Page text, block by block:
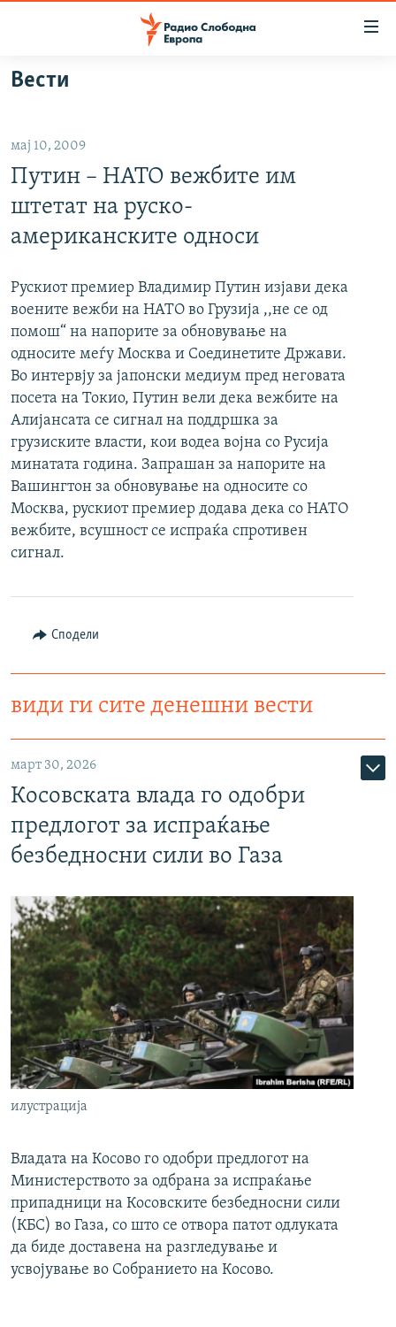
Оди
на
главната
навигација
на
ВИЗУЕЛНО
ВЕСТИ
ШТО ТРЕБА ДА ЗНАЕТЕ
ПРИЈАВИ СЕ ЗА ЊУЗЛЕТЕР
ПОДКАСТ ЗОШТО?
СЛЕДЕТЕ НЕ
РСЕ веб страници
Вести
мај 10, 2009
Путин – НАТО вежбите им
штетат на руско-
американските односи
Рускиот премиер Владимир Путин изјави дека
воените вежби на НАТО во Грузија ,,не се од
помош“ на напорите за обновување на
односите меѓу Москва и Соединетите Држави.
Во интервју за јапонски медиум пред неговата
посета на Токио, Путин вели дека вежбите на
Алијансата се сигнал на поддршка за
грузиските власти, кои водеа војна со Русија
минатата година. Запрашан за напорите на
Вашингтон за обновување на односите со
Москва, рускиот премиер додава дека со НАТО
вежбите, всушност се испраќа спротивен
сигнал.
Сподели
види ги сите денешни вести
март 30, 2026
Косовската влада го одобри
предлогот за испраќање
безбедносни сили во Газа
илустрација
Владата на Косово го одобри предлогот на
Министерството за одбрана за испраќање
припадници на Косовските безбедносни сили
(КБС) во Газа, со што се отвора патот одлуката
да биде доставена на разгледување и
усвојување во Собранието на Косово.